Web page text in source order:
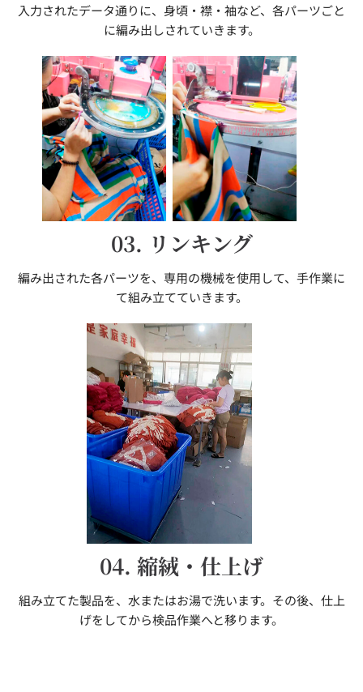
入力されたデータ通りに、身頃・襟・袖など、各パーツごと
に編み出しされていきます。
03. リンキング
編み出された各パーツを、専用の機械を使用して、手作業に
て組み立てていきます。
04. 縮絨・仕上げ
組み立てた製品を、水またはお湯で洗います。その後、仕上
げをしてから検品作業へと移ります。